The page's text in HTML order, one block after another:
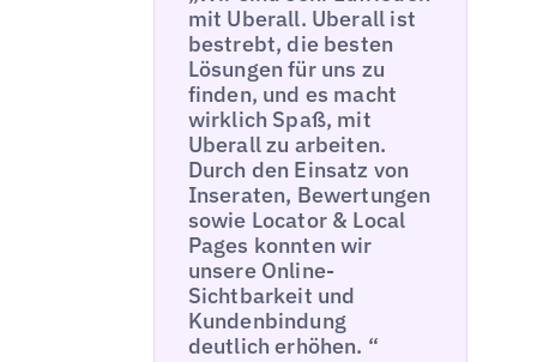
mit Uberall. Uberall ist
bestrebt, die besten
Lösungen für uns zu
finden, und es macht
wirklich Spaß, mit
Uberall zu arbeiten.
Durch den Einsatz von
Inseraten, Bewertungen
sowie Locator & Local
Pages konnten wir
unsere Online-
Sichtbarkeit und
Kundenbindung
deutlich erhöhen. “